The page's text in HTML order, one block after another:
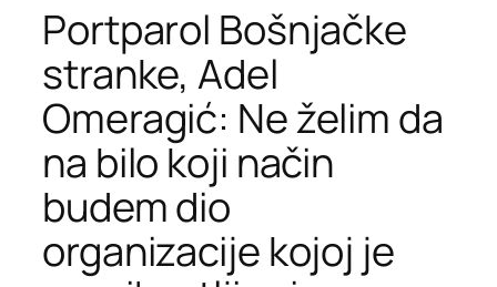
Portparol Bošnjačke
stranke, Adel
Omeragić: Ne želim da
na bilo koji način
budem dio
organizacije kojoj je